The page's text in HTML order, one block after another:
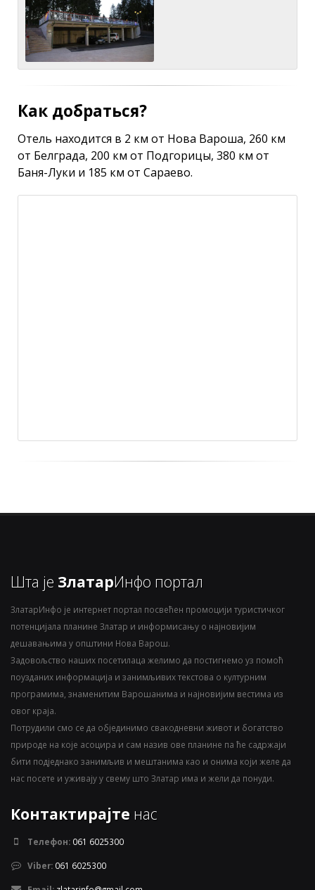
Как добраться?
Отель находится в 2 км от Нова Вароша, 260 км
от Белграда, 200 км от Подгорицы, 380 км от
Баня-Луки и 185 км от Сараево.
Шта је ЗлатарИнфо портал
ЗлатарИнфо је интернет портал посвећен промоцији туристичког
потенцијала планине Златар и информисању о најновијим
дешавањима у општини Нова Варош.
Задовољство наших посетилаца желимо да постигнемо уз помоћ
поузданих информација и занимљивих текстова о културним
програмима, знаменитим Варошанима и најновијим вестима из
овог краја.
Потрудили смо се да објединимо свакодневни живот и богатство
природе на које асоцира и сам назив ове планине па ће садржаји
бити подједнако занимљив и мештанима као и онима који желе да
нас посете и уживају у свему што Златар има и жели да понуди.
Контактирајте нас
Телефон: 061 6025300
Viber: 061 6025300